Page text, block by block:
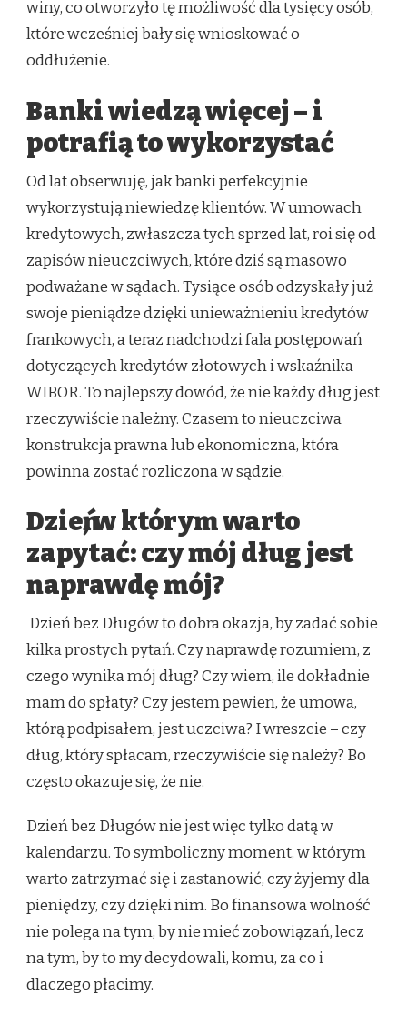
winy, co otworzyło tę możliwość dla tysięcy osób,
które wcześniej bały się wnioskować o
oddłużenie.
Banki wiedzą więcej – i
potrafią to wykorzystać
Od lat obserwuję, jak banki perfekcyjnie
wykorzystują niewiedzę klientów. W umowach
kredytowych, zwłaszcza tych sprzed lat, roi się od
zapisów nieuczciwych, które dziś są masowo
podważane w sądach. Tysiące osób odzyskały już
swoje pieniądze dzięki unieważnieniu kredytów
frankowych, a teraz nadchodzi fala postępowań
dotyczących kredytów złotowych i wskaźnika
WIBOR. To najlepszy dowód, że nie każdy dług jest
rzeczywiście należny. Czasem to nieuczciwa
konstrukcja prawna lub ekonomiczna, która
powinna zostać rozliczona w sądzie.
Dzień, w którym warto
zapytać: czy mój dług jest
naprawdę mój?
Dzień bez Długów to dobra okazja, by zadać sobie
kilka prostych pytań. Czy naprawdę rozumiem, z
czego wynika mój dług? Czy wiem, ile dokładnie
mam do spłaty? Czy jestem pewien, że umowa,
którą podpisałem, jest uczciwa? I wreszcie – czy
dług, który spłacam, rzeczywiście się należy? Bo
często okazuje się, że nie.
Dzień bez Długów nie jest więc tylko datą w
kalendarzu. To symboliczny moment, w którym
warto zatrzymać się i zastanowić, czy żyjemy dla
pieniędzy, czy dzięki nim. Bo finansowa wolność
nie polega na tym, by nie mieć zobowiązań, lecz
na tym, by to my decydowali, komu, za co i
dlaczego płacimy.